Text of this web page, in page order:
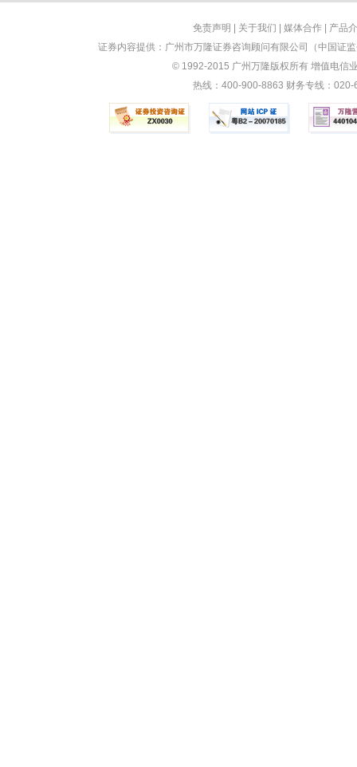
免责声明 关于我们 媒体合作
产品
证券内容提供：广州市万隆证券咨询顾问有限公司（中国证
© 1992-2015 广州万隆版权所有 增值电信
热线：400-900-8863 财务专线：